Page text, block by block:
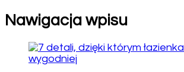
Nawigacja wpisu